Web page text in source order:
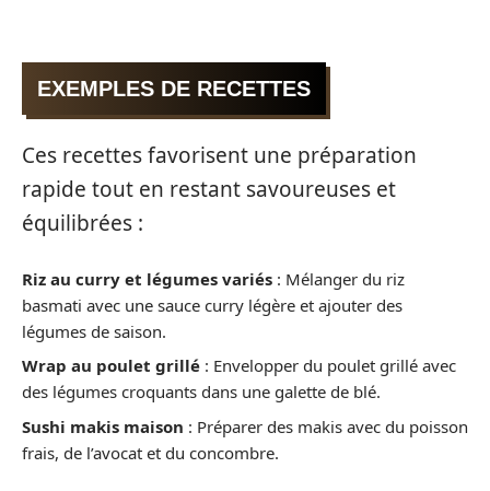
EXEMPLES DE RECETTES
Ces recettes favorisent une préparation
rapide tout en restant savoureuses et
équilibrées :
Riz au curry et légumes variés : Mélanger du riz
basmati avec une sauce curry légère et ajouter des
légumes de saison.
Wrap au poulet grillé : Envelopper du poulet grillé avec
des légumes croquants dans une galette de blé.
Sushi makis maison : Préparer des makis avec du poisson
frais, de l’avocat et du concombre.